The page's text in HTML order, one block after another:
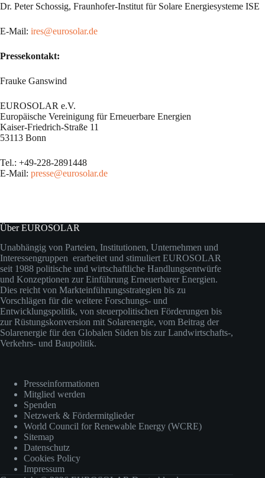
Dr. Peter Schossig, Fraunhofer-Institut für Solare Energiesysteme ISE
E-Mail: ires@eurosolar.de
Pressekontakt:
Frauke Ganswind
EUROSOLAR e.V.
Europäische Vereinigung für Erneuerbare Energien
Kaiser-Friedrich-Straße 11
53113 Bonn
Tel.: +49-228-2891448
E-Mail: presse@eurosolar.de
Über EUROSOLAR
Unabhängig von Parteien, Institutionen, Unternehmen und
Interessengruppen erarbeitet und stimuliert EUROSOLAR
seit 1988 politische und wirtschaftliche Handlungsentwürfe
und Konzeptionen zur Einführung Erneuerbarer Energien.
Dies reicht von Markteinführungsstrategien bis zu
Vorschlägen für die weitere Forschungs- und
Entwicklungspolitik, von steuerpolitischen Förderungen bis
zur Rüstungskonversion mit Solarenergie, vom Beitrag der
Solarenergie für den Globalen Süden bis zur Landwirtschafts-,
Verkehrs- und Baupolitik.
Presseinformationen
Mitglied werden
Spenden
Netzwerk & Fördermitglieder
World Council for Renewable Energy (WCRE)
Sitemap
Datenschutz
Cookies Policy
Impressum